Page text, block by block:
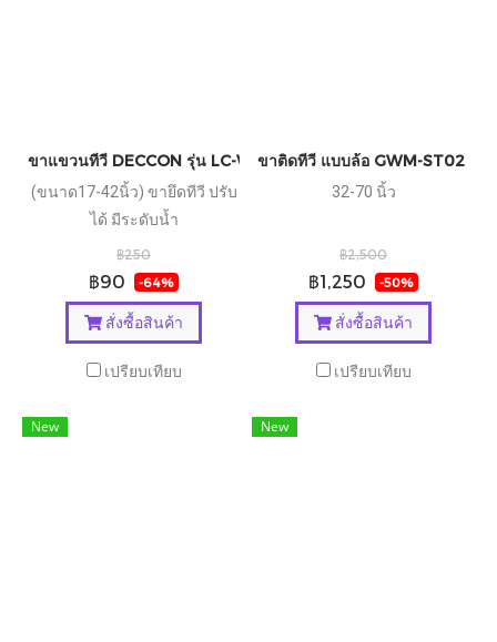
ขาแขวนทีวี DECCON รุ่น LC-W4
(ขนาด17-42นิ้ว) ขายึดทีวี ปรับ
ได้ มีระดับน้ำ
฿250
฿90 -64%
สั่งซื้อสินค้า
เปรียบเทียบ
ขาติดทีวี แบบล้อ GWM-ST02 อุ
32-70 นิ้ว
฿2,500
฿1,250 -50%
สั่งซื้อสินค้า
เปรียบเทียบ
New New